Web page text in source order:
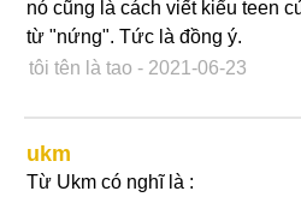
nó cũng là cách viết kiểu teen
từ "nứng". Tức là đồng ý.
tôi tên là tao - 2021-06-23
ukm
Từ Ukm có nghĩ là :